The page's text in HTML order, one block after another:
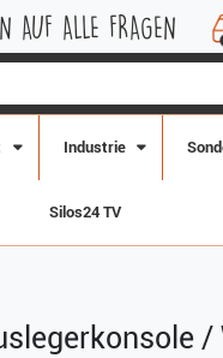
Industrie
Silos24 TV
/